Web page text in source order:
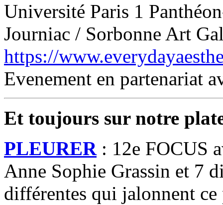
Université Paris 1
Journiac / Sorbonne Art
https://
Evenement en partenariat
Et toujours sur notre
PLEURER: 12e FOCUS
Anne Sophie Grassin et 7
différentes qui jalonnent